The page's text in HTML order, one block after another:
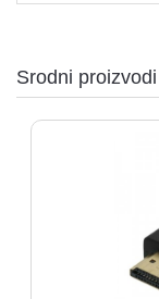
Srodni proizvodi